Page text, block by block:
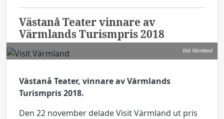
Västanå Teater vinnare av
Värmlands Turismpris 2018
Visit Värmland
Västanå Teater, vinnare av Värmlands
Turismpris 2018.
Den 22 november delade Visit Värmland ut pris